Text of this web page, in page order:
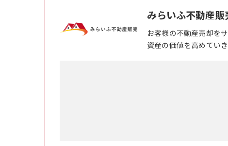
みらいふ不動産販
お客様の不動産売却を
資産の価値を高めてい